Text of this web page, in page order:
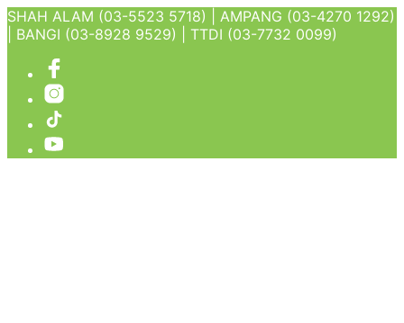
SHAH ALAM (03-5523 5718) | AMPANG (03-4270 1292)
| BANGI (03-8928 9529) | TTDI (03-7732 0099)